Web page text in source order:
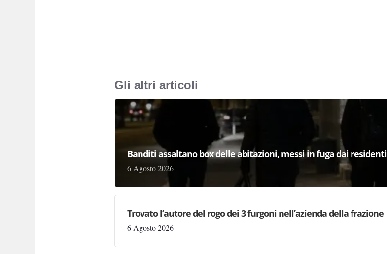
Gli altri articoli
Banditi assaltano box delle abitazioni, messi in fuga dai residenti
6 Agosto 2026
Trovato l’autore del rogo dei 3 furgoni nell’azienda della frazione
6 Agosto 2026